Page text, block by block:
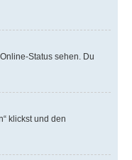
Status sehen. Du
klickst und den